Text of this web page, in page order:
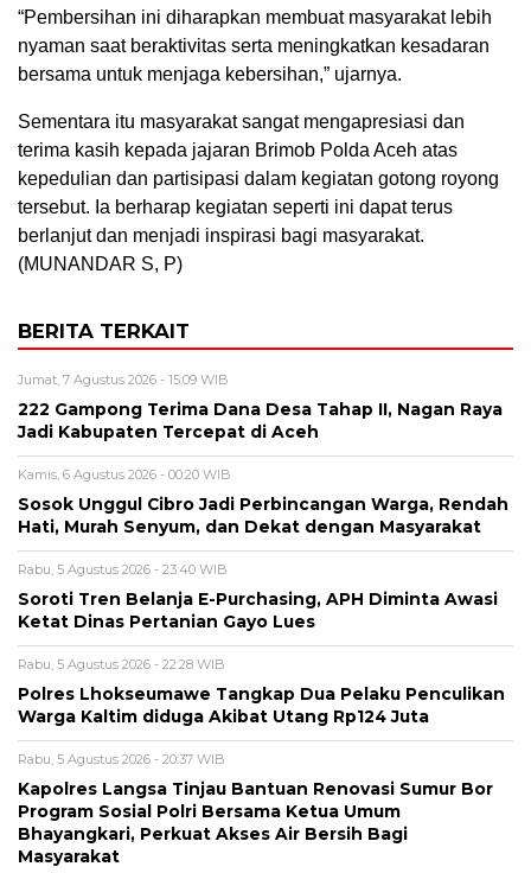
“Pembersihan ini diharapkan membuat masyarakat lebih
nyaman saat beraktivitas serta meningkatkan kesadaran
bersama untuk menjaga kebersihan,” ujarnya.
Sementara itu masyarakat sangat mengapresiasi dan
terima kasih kepada jajaran Brimob Polda Aceh atas
kepedulian dan partisipasi dalam kegiatan gotong royong
tersebut. Ia berharap kegiatan seperti ini dapat terus
berlanjut dan menjadi inspirasi bagi masyarakat.
(MUNANDAR S, P)
BERITA TERKAIT
Jumat, 7 Agustus 2026 - 15:09 WIB
222 Gampong Terima Dana Desa Tahap II, Nagan Raya
Jadi Kabupaten Tercepat di Aceh
Kamis, 6 Agustus 2026 - 00:20 WIB
Sosok Unggul Cibro Jadi Perbincangan Warga, Rendah
Hati, Murah Senyum, dan Dekat dengan Masyarakat
Rabu, 5 Agustus 2026 - 23:40 WIB
Soroti Tren Belanja E-Purchasing, APH Diminta Awasi
Ketat Dinas Pertanian Gayo Lues
Rabu, 5 Agustus 2026 - 22:28 WIB
Polres Lhokseumawe Tangkap Dua Pelaku Penculikan
Warga Kaltim diduga Akibat Utang Rp124 Juta
Rabu, 5 Agustus 2026 - 20:37 WIB
Kapolres Langsa Tinjau Bantuan Renovasi Sumur Bor
Program Sosial Polri Bersama Ketua Umum
Bhayangkari, Perkuat Akses Air Bersih Bagi
Masyarakat